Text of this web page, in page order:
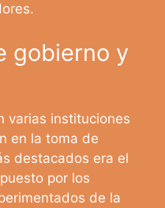
gobierno y
varias instituciones
en la toma de
destacados era el
por los
de la